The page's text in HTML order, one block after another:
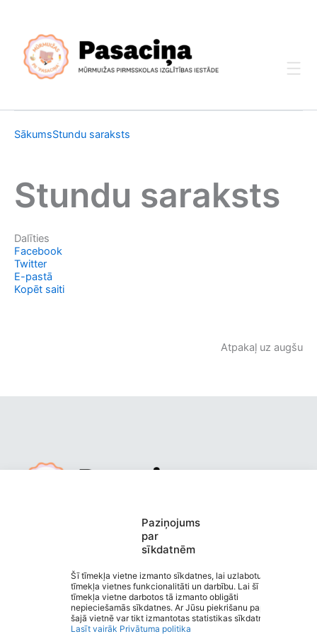
Paziņojums
par
sīkdatnēm
Šī tīmekļa vietne izmanto sīkdatnes, lai uzlabotu
tīmekļa vietnes funkcionalitāti un darbību. Lai šī
tīmekļa vietne darbotos tā izmanto obligāti
nepieciešamās sīkdatnes. Ar Jūsu piekrišanu papildus
šajā vietnē var tikt izmantotas statistikas sīkdatnes.
Lasīt vairāk Privātuma politika
SākumsStundu saraksts
Stundu saraksts
Dalīties
Facebook
Twitter
E-pastā
Kopēt saiti
Atpakaļ uz augšu
Mūrmuižas pirmsskolas izglītības
iestāde “Pasaciņa”